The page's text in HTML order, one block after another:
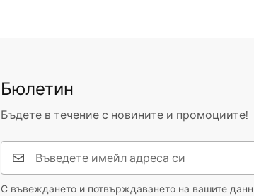
Бюлетин
Бъдете в течение с новините и промоциите!
С въвеждането и потвърждаването на вашите